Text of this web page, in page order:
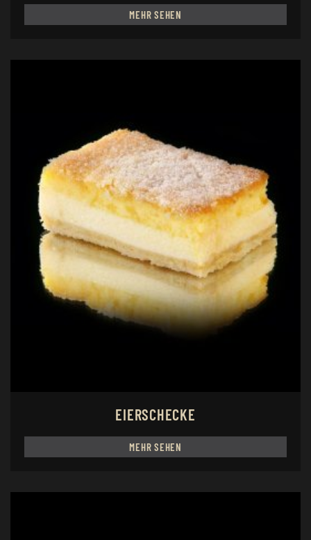
MEHR SEHEN
EIERSCHECKE
MEHR SEHEN